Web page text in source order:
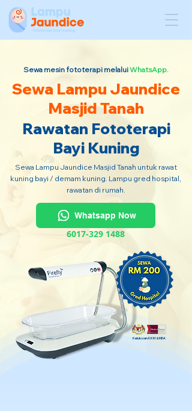
Sewa mesin fototerapi melaluiWhatsApp.
Sewa Lampu Jaundice
Masjid Tanah
Rawatan Fototerapi
Bayi Kuning
Sewa Lampu Jaundice Masjid Tanah untuk rawat
kuning bayi / demam kuning. Lampu gred hospital,
rawatan di rumah.
Whatsapp Now
6017-329 1488
Kelulusan KKM & MDA